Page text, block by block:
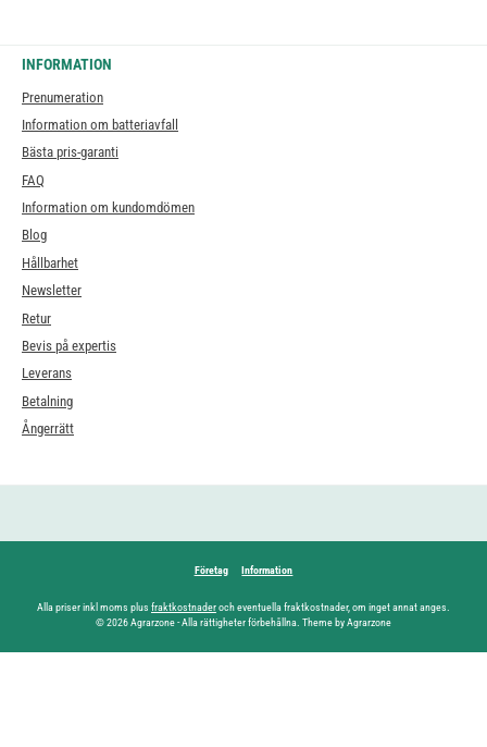
INFORMATION
Prenumeration
Information om batteriavfall
Bästa pris-garanti
FAQ
Information om kundomdömen
Blog
Hållbarhet
Newsletter
Retur
Bevis på expertis
Leverans
Betalning
Ångerrätt
Företag Information
Alla priser inkl moms plus fraktkostnaderoch eventuella fraktkostnader, om inget annat anges.
© 2026 Agrarzone - Alla rättigheter förbehållna. Theme by Agrarzone